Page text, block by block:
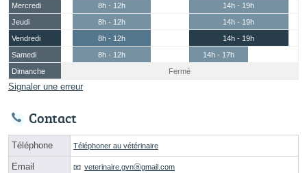
Mercredi
8h - 12h
14h - 19h
Jeudi
8h - 12h
14h - 19h
Vendredi
8h - 12h
14h - 19h
Samedi
8h - 12h
14h - 17h
Dimanche
Fermé
Signaler une erreur
Contact
Téléphone Téléphoner au vétérinaire
Email veterinaire.gvnⓐgmail.com